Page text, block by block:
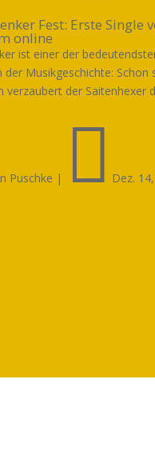
Fest: Erste Single
online
ist einer der
der Musikgeschichte: Schon
verzaubert der Saitenhexer
Puschke |  Dez.